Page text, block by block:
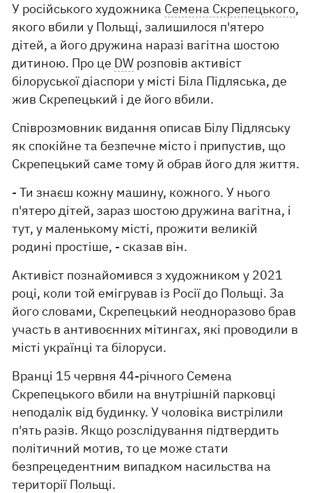
У російського художника Семена Скрепецького,
якого вбили у Польщі, залишилося п'ятеро
дітей, а його дружина наразі вагітна шостою
дитиною. Про це DW розповів активіст
білоруської діаспори у місті Біла Підляська, де
жив Скрепецький і де його вбили.
Співрозмовник видання описав Білу Підляську
як спокійне та безпечне місто і припустив, що
Скрепецький саме тому й обрав його для життя.
- Ти знаєш кожну машину, кожного. У нього
п'ятеро дітей, зараз шостою дружина вагітна, і
тут, у маленькому місті, прожити великій
родині простіше, - сказав він.
Активіст познайомився з художником у 2021
році, коли той емігрував із Росії до Польщі. За
його словами, Скрепецький неодноразово брав
участь в антивоєнних мітингах, які проводили в
місті українці та білоруси.
Вранці 15 червня 44-річного Семена
Скрепецького вбили на внутрішній парковці
неподалік від будинку. У чоловіка вистрілили
п'ять разів. Якщо розслідування підтвердить
політичний мотив, то це може стати
безпрецедентним випадком насильства на
території Польщі.